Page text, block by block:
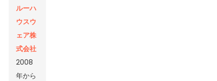
ルーハ
ウスウ
ェア株
式会社
2008
年から